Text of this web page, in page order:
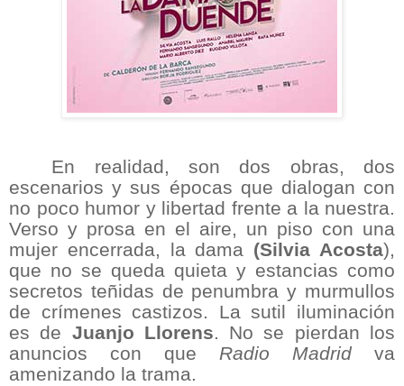
En realidad, son dos obras, dos
escenarios y sus épocas que dialogan con
no poco humor y libertad frente a la nuestra.
Verso y prosa en el aire, un piso con una
mujer encerrada, la dama (Silvia Acosta),
que no se queda quieta y estancias como
secretos teñidas de penumbra y murmullos
de crímenes castizos. La sutil iluminación
es de Juanjo Llorens. No se pierdan los
anuncios con que Radio Madrid va
amenizando la trama.